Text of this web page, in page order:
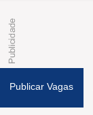
Publicar Vagas